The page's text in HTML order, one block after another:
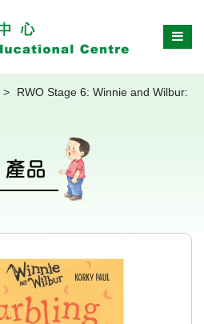
RWO Stage 6: Winnie and Wilbur:
產品